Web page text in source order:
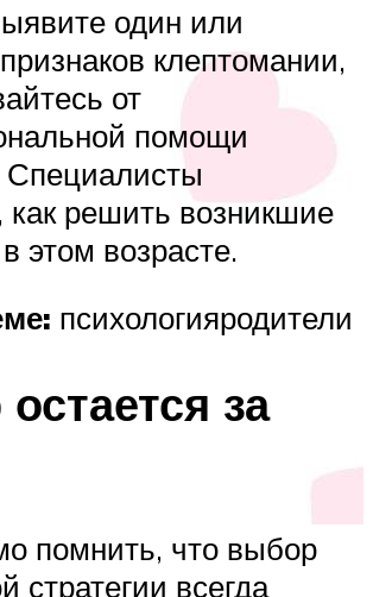
один или
клептомании,
от
помощи
Специалисты
как решить возникшие
этом возрасте.
психологияродители
за
помнить, что выбор
стратегии всегда